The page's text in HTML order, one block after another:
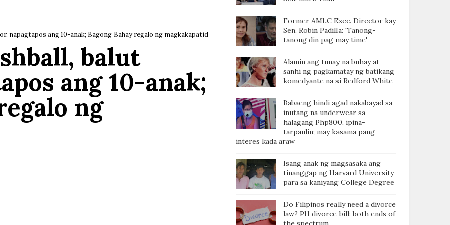
napagtapos ang 10-anak; Bagong Bahay regalo ng magkakapatid
balut
ang 10-anak;
ng
Former AMLC Exec. Director kay
Sen. Robin Padilla: 'Tanong-
tanong din pag may time'
Alamin ang tunay na buhay at
sanhi ng pagkamatay ng batikang
komedyante na si Redford White
Babaeng hindi agad nakabayad sa
inutang na underwear sa
halagang Php800, ipina-
tarpaulin; may kasama pang
interes kada araw
Isang anak ng magsasaka ang
tinanggap ng Harvard University
para sa kaniyang College Degree
Do Filipinos really need a divorce
law? PH divorce bill: both ends of